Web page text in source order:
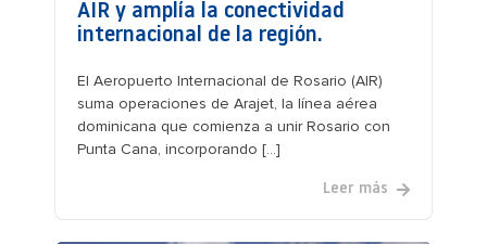
AIR y amplía la conectividad
internacional de la región.
El Aeropuerto Internacional de Rosario (AIR)
suma operaciones de Arajet, la línea aérea
dominicana que comienza a unir Rosario con
Punta Cana, incorporando [...]
Leer más